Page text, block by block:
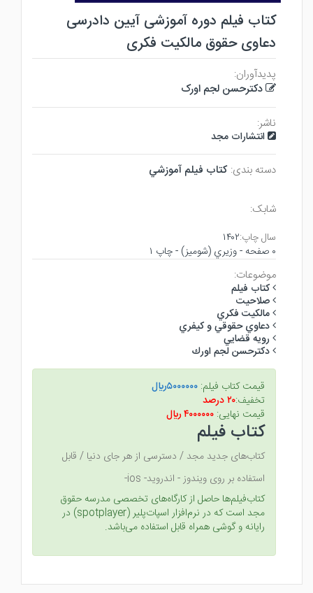
کتاب فیلم دوره آموزشی آیین دادرسی
دعاوی حقوق مالکیت فکری
پدیدآوران:
دکترحسن لجم اورک
ناشر:
انتشارات مجد
دسته بندی: كتاب فيلم آموزشي
شابک:
سال چاپ:۱۴۰۲
۰ صفحه - وزيري (شوميز) - چاپ ۱
موضوعات:
كتاب فيلم
صلاحيت
مالكيت فكري
دعاوي حقوقي و كيفري
رويه قضايي
دكترحسن لجم اورك
قیمت کتاب فیلم: ۵۰۰۰۰۰۰ريال
تخفیف:۲۰ درصد
قیمت نهایی: ۴۰۰۰۰۰۰ ريال
کتاب فیلم
کتاب‌های جدید مجد / دسترسی از هر جای دنیا / قابل
استفاده بر روی ویندوز - اندروید- ios-
کتاب‌فیلم‌ها حاصل از کارگاه‌های تخصصی مدرسه حقوق
مجد است که در نرم‌افزار اسپات‌پلیر (spotplayer) در
رایانه و گوشی همراه قابل استفاده می‌باشد.